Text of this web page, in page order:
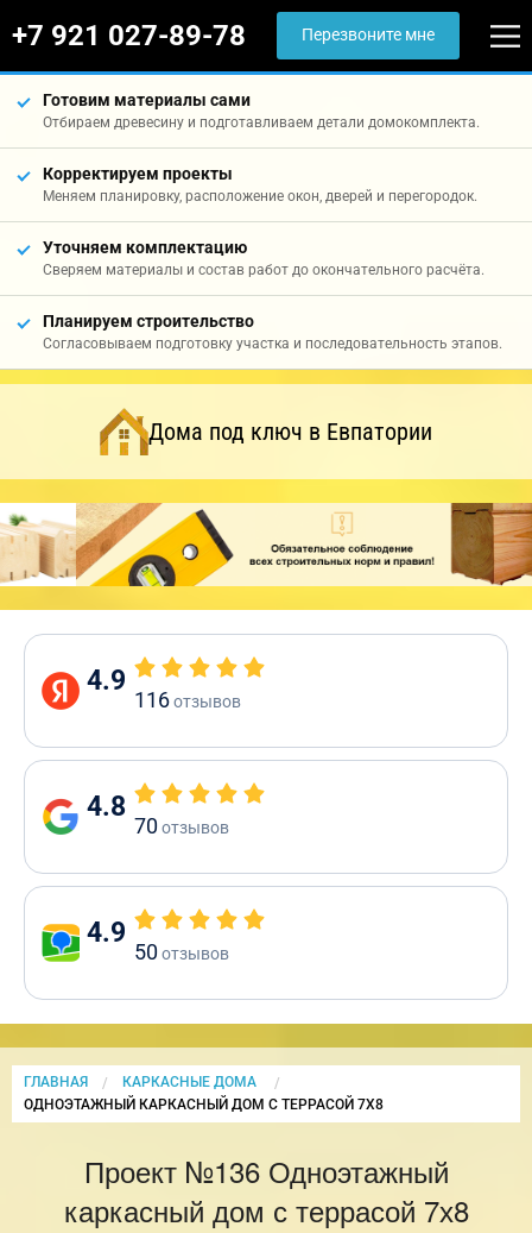
+7 921 027-89-78 Перезвоните мне
Готовим материалы сами
Отбираем древесину и подготавливаем детали домокомплекта.
Корректируем проекты
Меняем планировку, расположение окон, дверей и перегородок.
Уточняем комплектацию
Сверяем материалы и состав работ до окончательного расчёта.
Планируем строительство
Согласовываем подготовку участка и последовательность этапов.
Дома под ключ в Евпатории
4.9
116отзывов
4.8
70отзывов
4.9
50отзывов
ГЛАВНАЯ
КАРКАСНЫЕ ДОМА
CURRENT:
ОДНОЭТАЖНЫЙ КАРКАСНЫЙ ДОМ С ТЕРРАСОЙ 7Х8
Проект №136 Одноэтажный
каркасный дом с террасой 7х8